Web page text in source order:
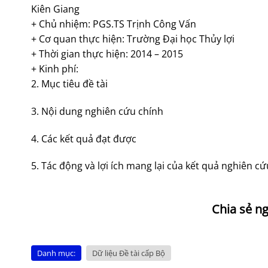
Kiên Giang
+ Chủ nhiệm: PGS.TS Trịnh Công Vấn
+ Cơ quan thực hiện: Trường Đại học Thủy lợi
+ Thời gian thực hiện: 2014 – 2015
+ Kinh phí:
2. Mục tiêu đề tài
3. Nội dung nghiên cứu chính
4. Các kết quả đạt được
5. Tác động và lợi ích mang lại của kết quả nghiên
Danh mục: Dữ liệu Đề tài cấp Bộ